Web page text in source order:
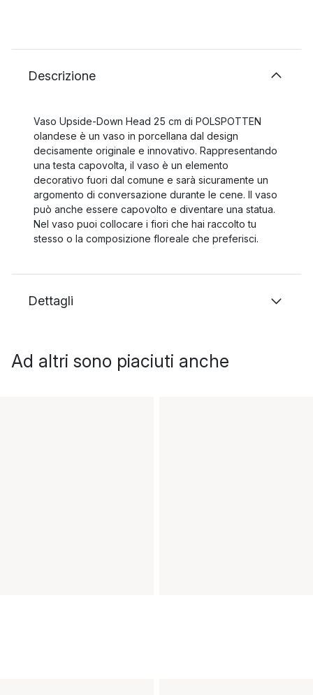
Descrizione
Vaso Upside-Down Head 25 cm di POLSPOTTEN
olandese è un vaso in porcellana dal design
decisamente originale e innovativo. Rappresentando
una testa capovolta, il vaso è un elemento
decorativo fuori dal comune e sarà sicuramente un
argomento di conversazione durante le cene. Il vaso
può anche essere capovolto e diventare una statua.
Nel vaso puoi collocare i fiori che hai raccolto tu
stesso o la composizione floreale che preferisci.
Dettagli
Ad altri sono piaciuti anche